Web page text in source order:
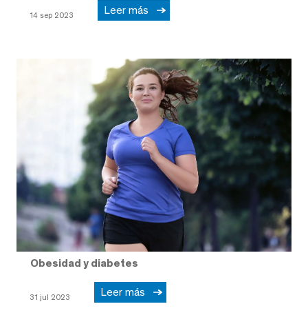
14 sep 2023 Leer más
Obesidad y diabetes
31 jul 2023 Leer más